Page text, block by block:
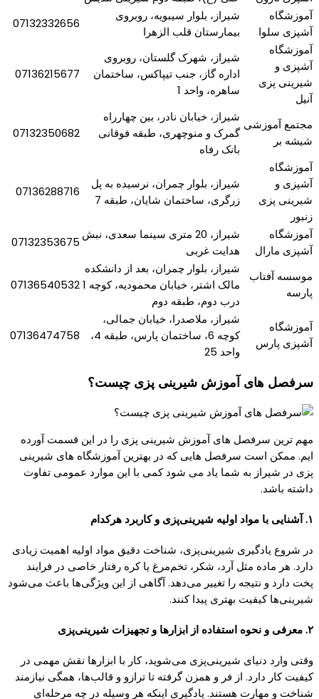
آموزشگاه
آشپزی سلوا
شیراز، بلوار سیبویه، روبروی
بیمارستان قلب الزهرا
07132332656
آموزشگاه
آشپزی و
شیرینی پزی
آنیل
شیراز، شهرک گلستان، روبروی
اداره گاز، جنب تیپاکس، ساختمان
ساهره، واحد 1
07136215677
مجتمع آموزشی
شیشه بر
شیراز، خیابان نادر، بین چهارراه
گمرک و منوچهری، طبقه فوقانی
بانک رفاه
07132350682
آموزشگاه
آشپزی و
شیرینی پزی
زنبور
شیراز، بلوار چمران، نرسیده به پل
زرگری، ساختمان شایان، طبقه 7
07136288716
آموزشگاه
آشپزی مارال
شیراز، 20 متری سینما سعدی، نبش
هدایت غربی
07132353675
موسسه آفتاب
پارسه
شیراز، بلوار چمران، بعد از دانشکده
مالک اشتر، خیابان محمودیه، کوچه 1
درب دوم، طبقه دوم
07136540532
آموزشگاه
آشپزی پارس
شیراز، ملاصدرا، خیابان جمالی،
کوچه 6، ساختمان پارس، طبقه 4،
واحد 25
07136474758
سرفصل های آموزش شیرینی پزی چیست؟
مهم ترین سرفصل های آموزش شیرینی پزی را در این قسمت آورده
ایم. ممکن است سرفصل هایی که در بهترین آموزشگاه های شیرینی
پزی در شیراز به شما یاد می شود کمی با این موارد عمومی تفاوت
داشته باشد.
۱. آشنایی با مواد اولیه شیرینی‌پزی و کاربرد هرکدام
در شروع یادگیری شیرینی‌پزی، شناخت دقیق مواد اولیه اهمیت زیادی
دارد. هر ماده مثل آرد، شکر، تخم‌مرغ یا کره رفتار خاصی در فرایند
پخت دارد و نتیجه را تغییر می‌دهد. آگاهی از این ویژگی‌ها باعث می‌شود
شیرینی‌ها کیفیت بهتری پیدا کنند.
۲. معرفی و نحوه استفاده از ابزارها و تجهیزات شیرینی‌پزی
وقتی وارد دنیای شیرینی‌پزی می‌شوید، کار با ابزارها نقش مهمی در
کیفیت کار دارد. از فر و همزن گرفته تا ترازو و قالب‌ها، همگی نیازمند
شناخت و مهارت هستند. یادگیری اینکه هر وسیله در چه مرحله‌ای